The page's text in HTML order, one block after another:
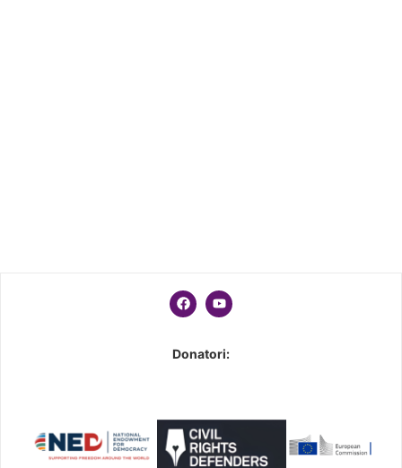
Donatori: